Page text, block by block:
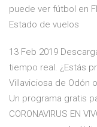
puede ver fútbol en
Estado de vuelos
13 Feb 2019
tiempo real. ¿Estás
Villaviciosa de Odón
Un programa gratis
CORONAVIRUS EN